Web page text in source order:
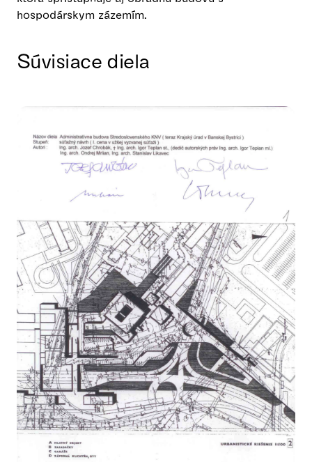
hospodárskym zázemím.
Súvisiace diela